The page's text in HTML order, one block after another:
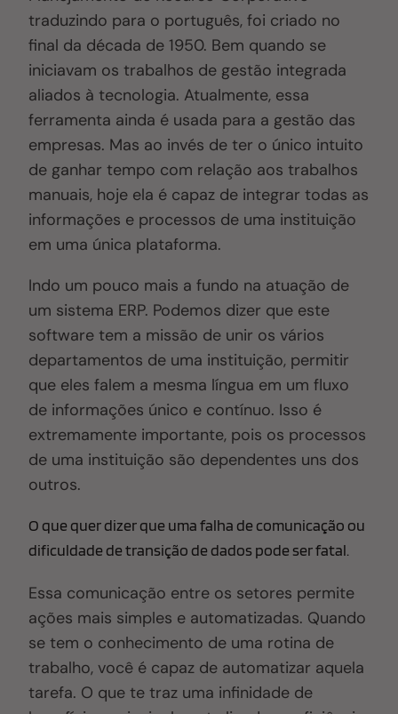
traduzindo para o português, foi criado no
final da década de 1950. Bem quando se
iniciavam os trabalhos de gestão integrada
aliados à tecnologia. Atualmente, essa
ferramenta ainda é usada para a gestão das
empresas. Mas ao invés de ter o único intuito
de ganhar tempo com relação aos trabalhos
manuais, hoje ela é capaz de integrar todas as
informações e processos de uma instituição
em uma única plataforma.
Indo um pouco mais a fundo na atuação de
um sistema ERP. Podemos dizer que este
software tem a missão de unir os vários
departamentos de uma instituição, permitir
que eles falem a mesma língua em um fluxo
de informações único e contínuo. Isso é
extremamente importante, pois os processos
de uma instituição são dependentes uns dos
outros.
O que quer dizer que uma falha de comunicação ou
dificuldade de transição de dados pode ser fatal.
Essa comunicação entre os setores permite
ações mais simples e automatizadas. Quando
se tem o conhecimento de uma rotina de
trabalho, você é capaz de automatizar aquela
tarefa. O que te traz uma infinidade de